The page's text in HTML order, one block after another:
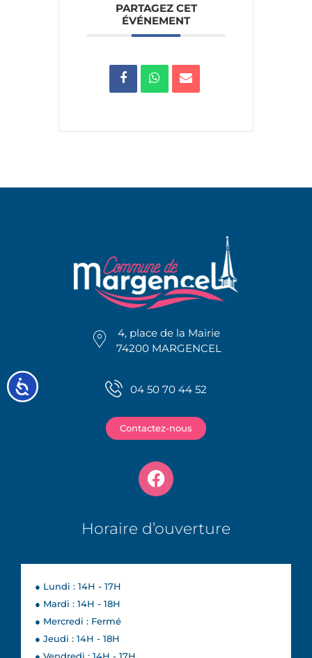
Accessibilité
PARTAGEZ CET
ÉVÉNEMENT
4, place de la Mairie
74200 MARGENCEL
04 50 70 44 52
Contactez-nous
Horaire d’ouverture
● Lundi : 14H - 17H
● Mardi : 14H - 18H
● Mercredi : Fermé
● Jeudi : 14H - 18H